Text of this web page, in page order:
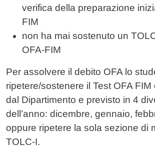
verifica della preparazione
FIM
non ha mai sostenuto un
OFA-FIM
Per assolvere il debito OFA lo
ripetere/sostenere il Test OFA
dal Dipartimento e previsto in 4
dell’anno: dicembre, gennaio,
oppure ripetere la sola sezione di
TOLC-I.